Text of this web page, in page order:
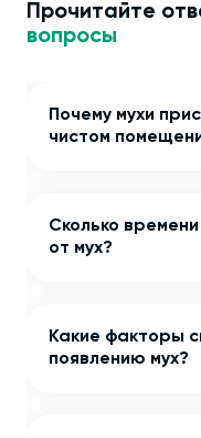
Прочитайте
вопросы
Почему мухи
чистом
Сколько
от мух?
Какие факторы
появлению мух?